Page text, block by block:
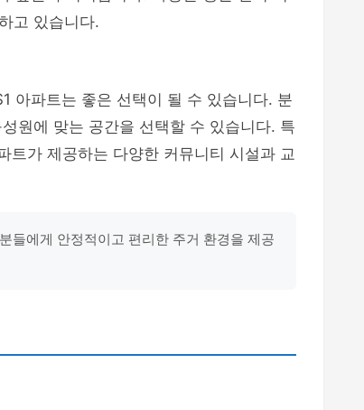
고 있습니다.
아파트는 좋은 선택이 될 수 있습니다. 분
원에 맞는 공간을 선택할 수 있습니다. 특
트가 제공하는 다양한 커뮤니티 시설과 교
들에게 안정적이고 편리한 주거 환경을 제공